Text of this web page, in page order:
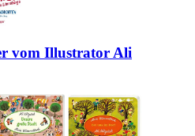
vom Illustrator Ali